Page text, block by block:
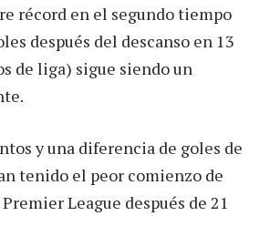
récord en el segundo tiempo
después del descanso en 13
de liga) sigue siendo un
y una diferencia de goles de
tenido el peor comienzo de
League después de 21